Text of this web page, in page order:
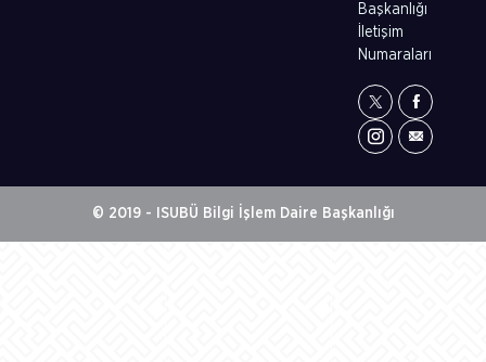
Başkanlığı
İletişim
Numaraları
© 2019 - ISUBÜ Bilgi İşlem Daire Başkanlığı